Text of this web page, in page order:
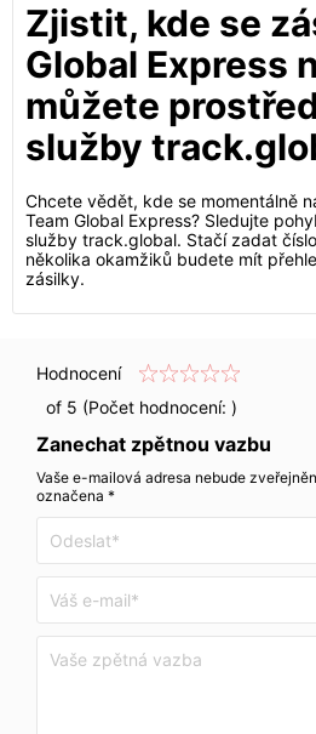
Zjistit, kde se
Global Express
můžete
služby
Chcete vědět, kde se momentálně
Team Global Express? Sledujte
služby track.global. Stačí zadat
několika okamžiků budete mít
zásilky.
Hodnocení
of 5 (Počet hodnocení: )
Zanechat zpětnou vazbu
Vaše e-mailová adresa nebude
označena *